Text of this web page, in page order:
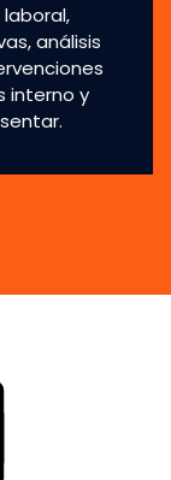
análisis
interno y